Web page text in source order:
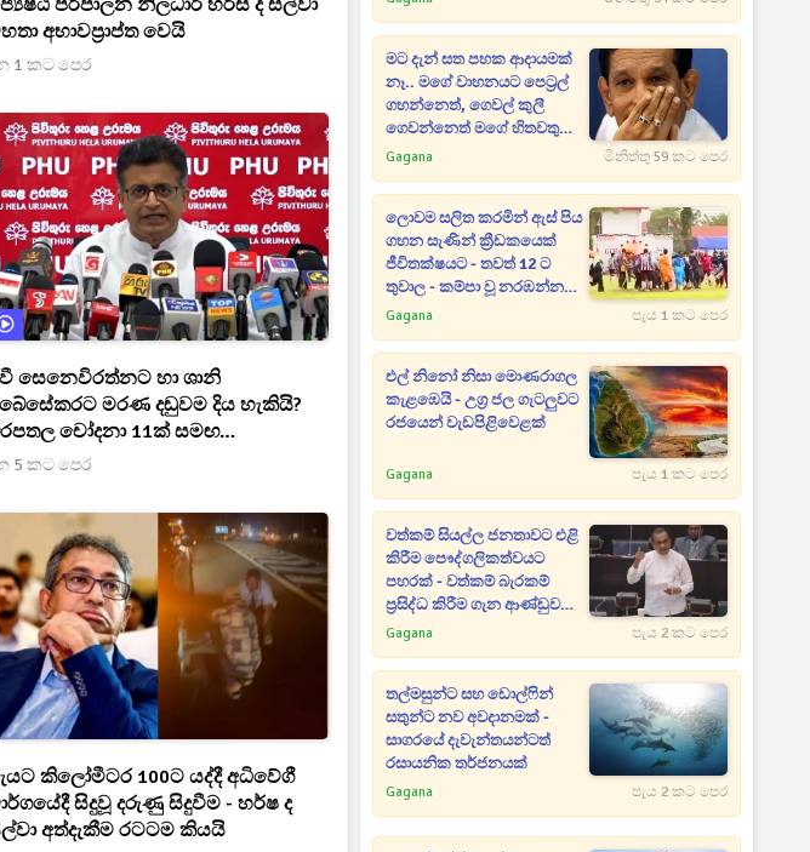
අභාවප්‍රාප්ත වෙයි
1 කට පෙර
සෙනෙවිරත්නට හා ශානි
මරණ දඬුවම දිය හැකියි?
චෝදනා 11ක් සමඟ
ප්‍රකාශයක් [VIDEO]
5 කට පෙර
කිලෝමීටර 100ට යද්දී අධිවේගී
සිදුවූ දරුණු සිදුවීම - හර්ෂ ද
අත්දැකීම රටටම කියයි
මට දැන් සත පහක ආදායමක්
නෑ.. මගේ වාහනයට පෙට්‍රල්
ගහන්නෙත්, ගෙවල් කුලී
ගෙවන්නෙත් මගේ හිතවතුන්
- දේශපාලනේට ආවැයින් වූ
Gagana මිනිත්තු 59 කට පෙර
ලොවම සලිත කරමින් ඇස් පිය
ගහන සැණින් ක්‍රීඩකයෙක්
ජීවිතක්ෂයට - තවත් 12 ට
තුවාල - කම්පා වූ නරඹන්නන්
සියලු දෙනා පිටියට දුවන් එයි
Gagana පැය 1 කට පෙර
එල් නිනෝ නිසා මොණරාගල
කැළඹෙයි - උග්‍ර ජල ගැටලුවට
රජයෙන් වැඩපිළිවෙළක්
Gagana පැය 1 කට පෙර
වත්කම් සියල්ල ජනතාවට එළි
කිරීම පෞද්ගලිකත්වයට
පහරක් - වත්කම් බැරකම්
ප්‍රසිද්ධ කිරීම ගැන ආණ්ඩුව
ගන්න යන අලුත්ම තීරණය
Gagana පැය 2 කට පෙර
තල්මසුන්ට සහ ඩොල්ෆින්
සතුන්ට නව අවදානමක් -
සාගරයේ දැවැන්තයන්ටත්
රසායනික තර්ජනයක්
Gagana පැය 2 කට පෙර